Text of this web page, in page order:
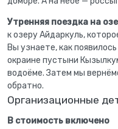
Утренняя поездка на
к озеру Айдаркуль,
Вы узнаете, как
окраине пустыни
водоёме. Затем мы
обратно.
Организационные
В стоимость включено